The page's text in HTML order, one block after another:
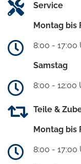
Service
Montag bis
8:00 - 17:00
Samstag
8:00 - 12:00
Teile &
Montag bis
8:00 - 17:00